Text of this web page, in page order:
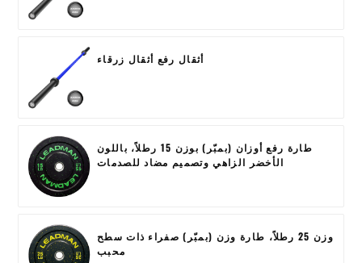
أثقال رفع أثقال زرقاء
طارة رفع أوزان (بمبّر) بوزن 15 رطلاً، باللون
الأخضر الزاهي وتصميم مضاد للصدمات
وزن 25 رطلاً، طارة وزن (بمبّر) صفراء ذات سطح
محبب